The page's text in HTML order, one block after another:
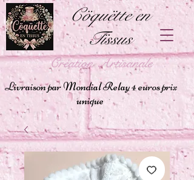
Cöquëtte en
Tïssus
Création Artisanale
Livraison par Mondial Relay 4 euros prix
unique